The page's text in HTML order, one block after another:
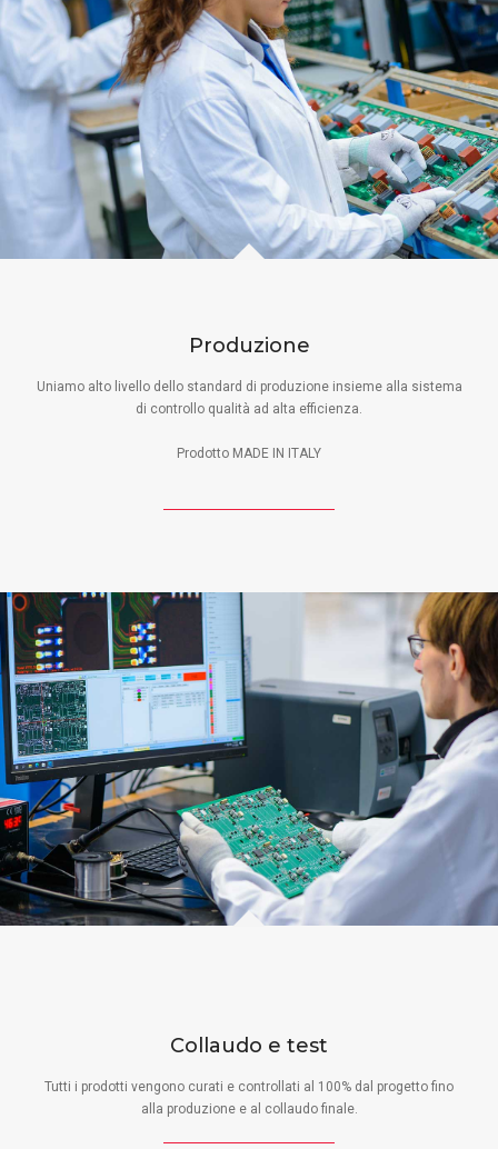
Produzione
Uniamo alto livello dello standard di produzione insieme alla sistema
di controllo qualità ad alta efficienza.
Prodotto MADE IN ITALY
Collaudo e test
Tutti i prodotti vengono curati e controllati al 100% dal progetto fino
alla produzione e al collaudo finale.